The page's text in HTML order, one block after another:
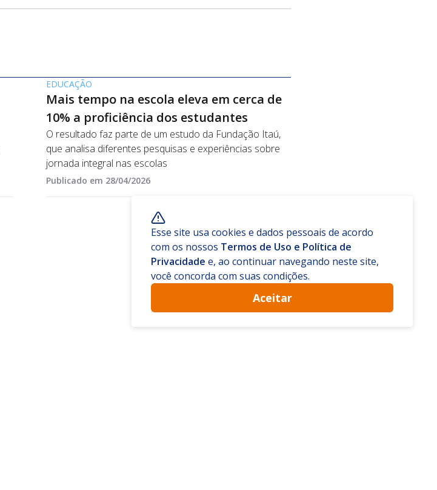
EDUCAÇÃO
Mais tempo na escola eleva em cerca de
10% a proficiência dos estudantes
O resultado faz parte de um estudo da Fundação Itaú,
que analisa diferentes pesquisas e experiências sobre
jornada integral nas escolas
Publicado em 28/04/2026
Esse site usa cookies e dados pessoais de acordo
com os nossos Termos de Uso e Política de
Privacidade e, ao continuar navegando neste site,
você concorda com suas condições.
Aceitar